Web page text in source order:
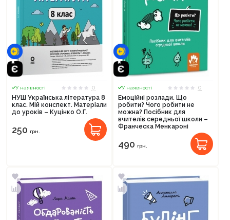
У наявності
0
НУШ Українська література 8
клас. Мій конспект. Матеріали
до уроків – Куцінко О.Г.
250 грн.
У наявності
0
Емоційні розлади. Що
робити? Чого робити не
можна? Посiбник для
вчителiв середньої школи –
Франческа Менкароні
490 грн.